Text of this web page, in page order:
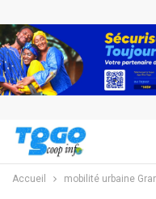
Accueil mobilité urbaine